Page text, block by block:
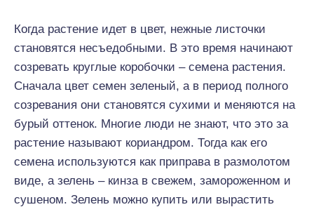
Когда растение идет в цвет, нежные листочки
становятся несъедобными. В это время начинают
созревать круглые коробочки – семена растения.
Сначала цвет семен зеленый, а в период полного
созревания они становятся сухими и меняются на
бурый оттенок. Многие люди не знают, что это за
растение называют кориандром. Тогда как его
семена используются как приправа в размолотом
виде, а зелень – кинза в свежем, замороженном и
сушеном. Зелень можно купить или вырастить